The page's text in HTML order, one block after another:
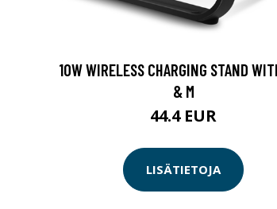
10W WIRELESS CHARGING STAND
& M
44.4 EUR
LISÄTIETOJA